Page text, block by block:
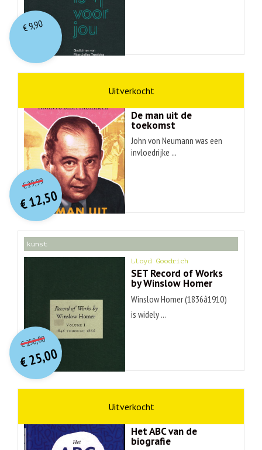
€9,90
De man uit de
toekomst
John von Neumann was een
invloedrijke ...
€29,99O
orspr
onkelijke
prijs
was:
€ 29,99.
€12,50
Huidige
prijs
is:€ 12,50.
kunst
Lloyd Goodrich
SET Record of Works
by Winslow Homer
Winslow Homer (1836â1910)
is widely ...
€250,00O
orspr
onkelijke
prijs
was:
€ 250,00.
€25,00
Huidige
prijs
is:
€ 25,00.
Het ABC van de
biografie